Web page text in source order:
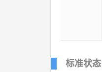
标准状态